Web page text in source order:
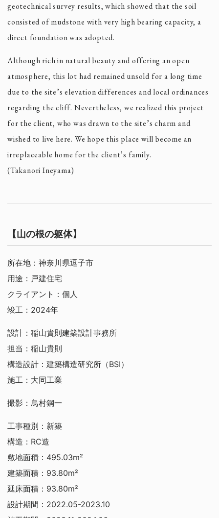
geotechnical survey results, which showed that the soil
consisted of mudstone with very high bearing capacity, a
direct foundation was adopted.
Although rich in natural beauty and offering an open
atmosphere, this lot had remained unsold for a long time
due to the site’s elevation differences and local ordinances
regarding the cliff. Nevertheless, we realized this project
for the client, who was drawn to the site’s charm and
wished to live here. We hope this place will become an
irreplaceable home for the client’s family.
(Takanori Ineyama)
【山の根の躯体】
所在地：神奈川県逗子市
用途：戸建住宅
クライアント：個人
竣工：2024年
設計：稲山貴則建築設計事務所
担当：稲山貴則
構造設計：建築構造研究所（BSI）
施工：大同工業
撮影：鳥村鋼一
工事種別：新築
構造：RC造
敷地面積：495.03m²
建築面積：93.80m²
延床面積：93.80m²
設計期間：2022.05-2023.10